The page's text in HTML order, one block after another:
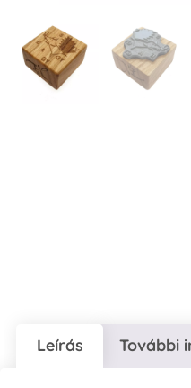
Leírás További